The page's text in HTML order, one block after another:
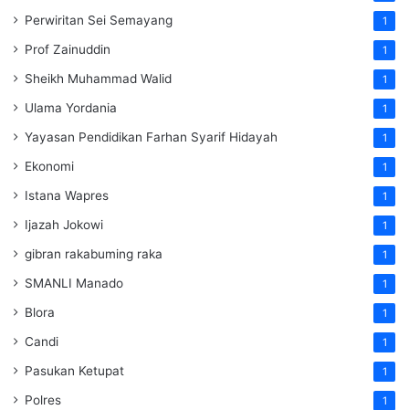
Perwiritan Sei Semayang 1
Prof Zainuddin 1
Sheikh Muhammad Walid 1
Ulama Yordania 1
Yayasan Pendidikan Farhan Syarif Hidayah 1
Ekonomi 1
Istana Wapres 1
Ijazah Jokowi 1
gibran rakabuming raka 1
SMANLI Manado 1
Blora 1
Candi 1
Pasukan Ketupat 1
Polres 1